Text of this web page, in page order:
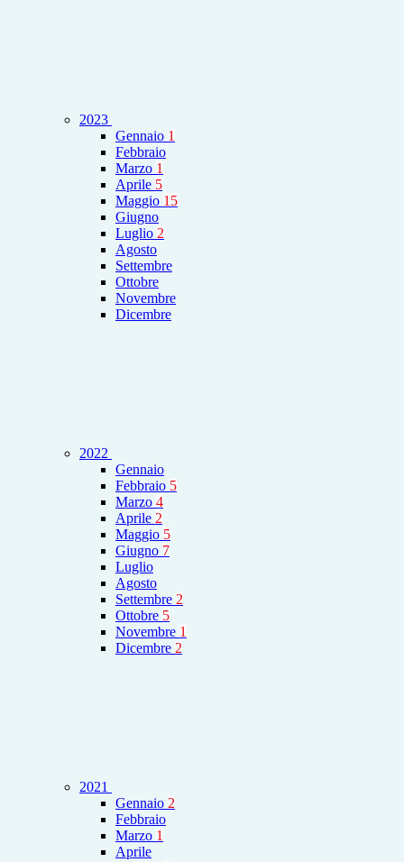
2023
Gennaio 1
Febbraio
Marzo 1
Aprile 5
Maggio 15
Giugno
Luglio 2
Agosto
Settembre
Ottobre
Novembre
Dicembre
2022
Gennaio
Febbraio 5
Marzo 4
Aprile 2
Maggio 5
Giugno 7
Luglio
Agosto
Settembre 2
Ottobre 5
Novembre 1
Dicembre 2
2021
Gennaio 2
Febbraio
Marzo 1
Aprile